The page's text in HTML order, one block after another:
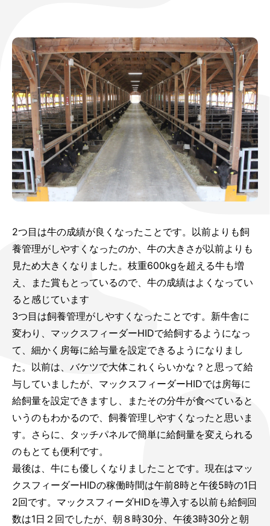
2つ目は牛の成績が良くなったことです。以前よりも飼
養管理がしやすくなったのか、牛の大きさが以前よりも
見ため大きくなりました。枝重600kgを超える牛も増
え、また賞もとっているので、牛の成績はよくなってい
ると感じています
3つ目は飼養管理がしやすくなったことです。新牛舎に
変わり、マックスフィーダーHIDで給飼するようになっ
て、細かく房毎に給与量を設定できるようになりまし
た。以前は、バケツで大体これくらいかな？と思って給
与していましたが、マックスフィーダーHIDでは房毎に
給飼量を設定できますし、またその分牛が食べていると
いうのもわかるので、飼養管理しやすくなったと思いま
す。さらに、タッチパネルで簡単に給飼量を変えられる
のもとても便利です。
最後は、牛にも優しくなりましたことです。現在はマッ
クスフィーダーHIDの稼働時間は午前8時と午後5時の1日
2回です。マックスフィーダHIDを導入する以前も給飼回
数は1日２回でしたが、朝８時30分、午後3時30分と朝